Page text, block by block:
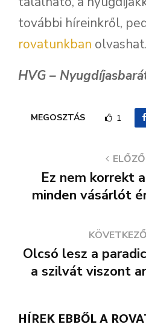
további híreinkről,
rovatunkban olvashat.
HVG –
MEGOSZTÁS 1
Ez nem korrekt
minden vásárlót
Olcsó lesz a
a szilvát viszont
HÍREK EBBŐL A